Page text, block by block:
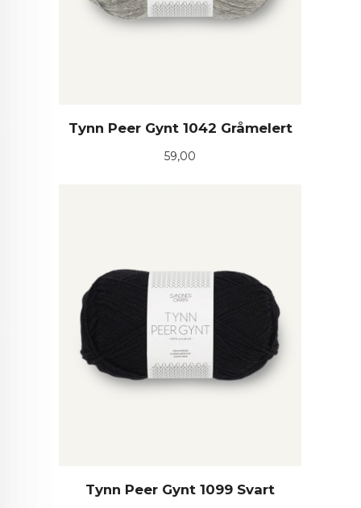
Tynn Peer Gynt 1042 Gråmelert
Pris
59,00
Tynn Peer Gynt 1099 Svart